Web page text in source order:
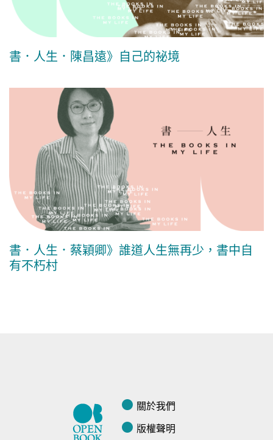
書．人生．陳昌遠》自己的祕境
書．人生．蔡穎卿》誰道人生無再少，書中自
有不朽村
關於我們
版權聲明